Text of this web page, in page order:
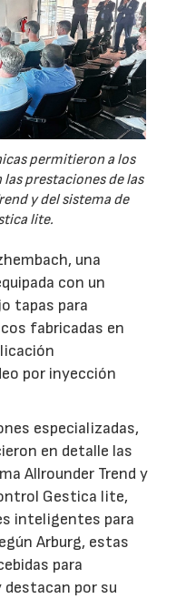
permitieron a los
prestaciones de las
y del sistema de
lite.
una
con un
tapas para
fabricadas en
por inyección
especializadas,
en detalle las
Allrounder Trend y
Gestica lite,
inteligentes para
Arburg, estas
para
por su